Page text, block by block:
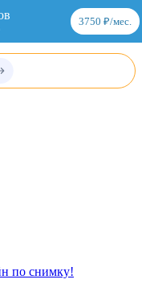
по снимку!
3750 ₽/мес.